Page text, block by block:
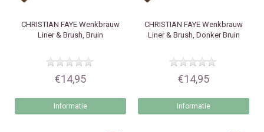
CHRISTIAN FAYE Wenkbrauw
Liner & Brush, Bruin
€14,95
Informatie
CHRISTIAN FAYE Wenkbrauw
Liner & Brush, Donker Bruin
€14,95
Informatie